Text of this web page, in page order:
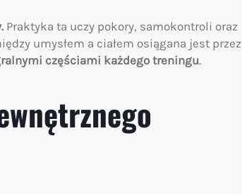
Praktyka ta uczy pokory, samokontroli oraz
umysłem a ciałem osiągana jest przez
częściami każdego treningu.